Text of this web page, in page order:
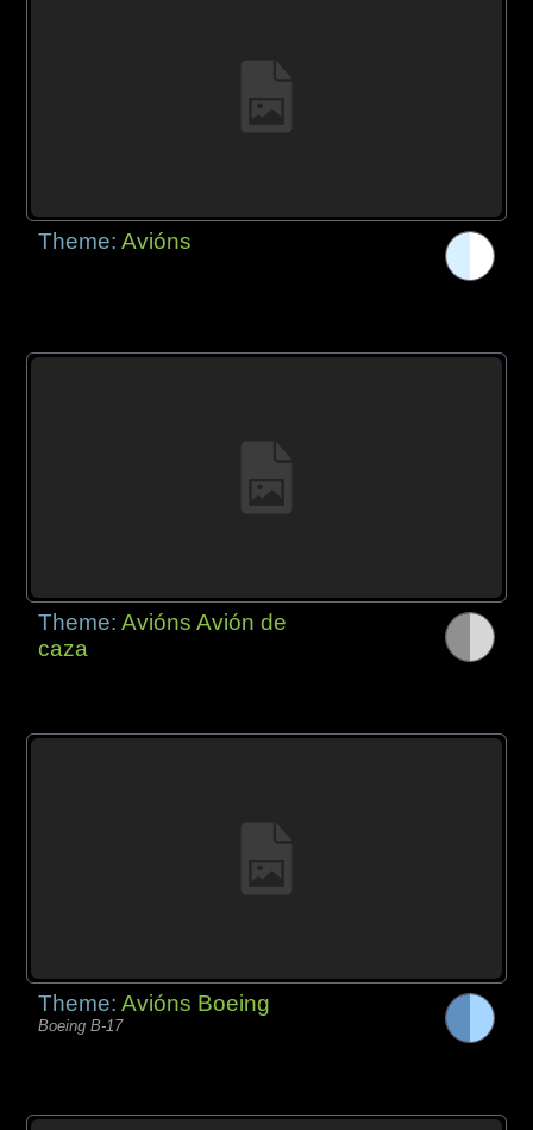
Theme:Avións
Theme:Avións Avión de
caza
Theme:Avións Boeing
Boeing B-17